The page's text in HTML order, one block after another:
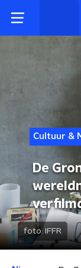
Cultuur &
De
foto: IFFR